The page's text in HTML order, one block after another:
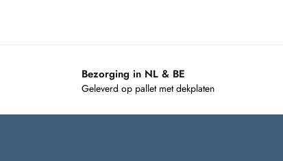
Bezorging in NL & BE
Geleverd op pallet met dekplaten